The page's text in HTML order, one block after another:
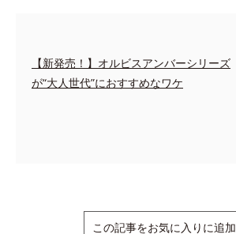
【新発売！】オルビスアンバーシリーズ
が“大人世代”におすすめなワケ
この記事をお気に入りに追加